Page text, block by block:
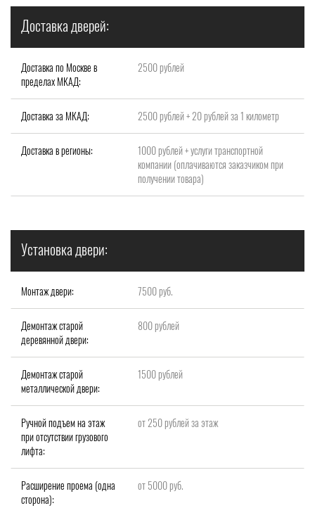
Доставка дверей:
Доставка по Москве в
пределах МКАД:
2500 рублей
Доставка за МКАД: 2500 рублей + 20 рублей за 1 километр
Доставка в регионы:
1000 рублей + услуги транспортной
компании (оплачиваются заказчиком при
получении товара)
Установка двери:
Монтаж двери: 7500 руб.
Демонтаж старой
деревянной двери:
800 рублей
Демонтаж старой
металлической двери:
1500 рублей
Ручной подъем на этаж
при отсутствии грузового
лифта:
от 250 рублей за этаж
Расширение проема (одна
сторона):
от 5000 руб.